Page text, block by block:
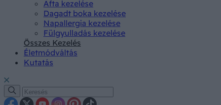
Afta kezelése
Dagadt boka kezelése
Napallergia kezelése
Fülgyulladás kezelése
Összes Kezelés
Életmódváltás
Kutatás